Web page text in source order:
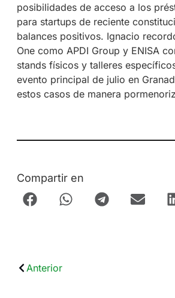
posibilidades de acceso a los
para startups de reciente
balances positivos. Ignacio
One como APDI Group y ENISA
stands físicos y talleres
evento principal de julio en
estos casos de manera
Compartir en
Anterior